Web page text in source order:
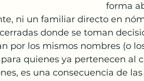
forma
ni un familiar directo en
donde se toman
por los mismos nombres (o
quienes ya pertenecen al
es una consecuencia de